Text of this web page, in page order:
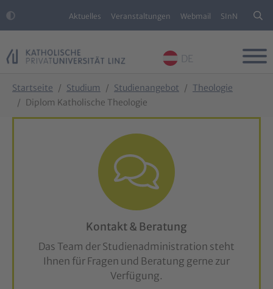
Aktuelles Veranstaltungen Webmail SInN
DE
Startseite Studium Studienangebot
Theologie
Diplom Katholische Theologie
Kontakt & Beratung
Das Team der Studienadministration steht
Ihnen für Fragen und Beratung gerne zur
Verfügung.